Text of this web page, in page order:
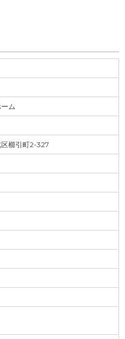
ム
櫛引町2-327